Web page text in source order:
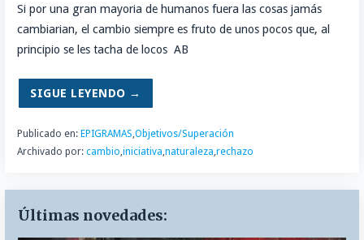
Si por una gran mayoria de humanos fuera las cosas jamás
cambiarian, el cambio siempre es fruto de unos pocos que, al
principio se les tacha de locos AB
SIGUE LEYENDO →
Publicado en: EPIGRAMAS,Objetivos/Superación
Archivado por: cambio,iniciativa,naturaleza,rechazo
Últimas novedades: